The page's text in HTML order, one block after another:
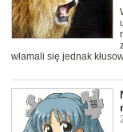
włamali się jednak